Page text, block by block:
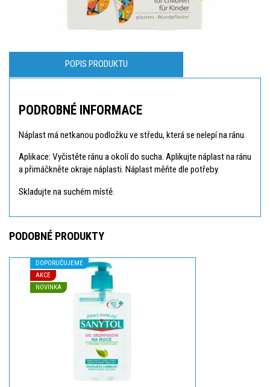
POPIS PRODUKTU
PODROBNÉ INFORMACE
Náplast má netkanou podložku ve středu, která se nelepí na ránu.
Aplikace: Vyčistěte ránu a okolí do sucha. Aplikujte náplast na ránu
a přimáčkněte okraje náplasti. Náplast měňte dle potřeby.
Skladujte na suchém místě.
PODOBNÉ PRODUKTY
DOPORUČUJEME
AKCE
NOVINKA